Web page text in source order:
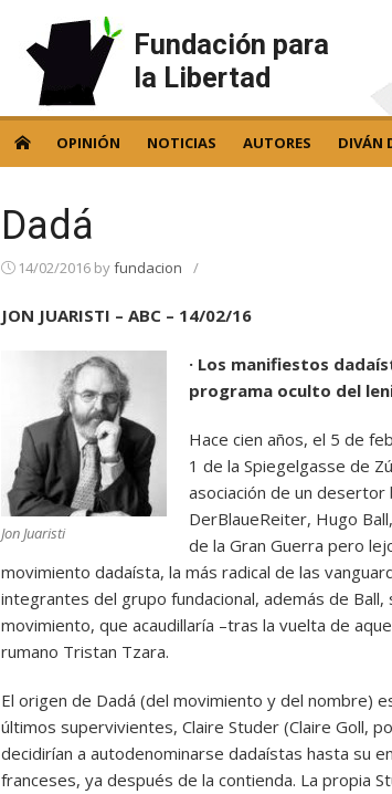
Fundación para
la Libertad
OPINIÓN NOTICIAS AUTORES DIVÁN
Dadá
14/02/2016 byfundacion /
JON JUARISTI – ABC – 14/02/16
Jon Juaristi
· Los manifiestos
programa oculto del
Hace cien años, el 5 de
1 de la Spiegelgasse de
asociación de un
DerBlaueReiter, Hugo
de la Gran Guerra pero
movimiento dadaísta, la más radical de las
integrantes del grupo fundacional, además de
movimiento, que acaudillaría –tras la vuelta de
rumano Tristan Tzara.
El origen de Dadá (del movimiento y del nombre)
últimos supervivientes, Claire Studer (Claire Goll,
decidirían a autodenominarse dadaístas hasta su
franceses, ya después de la contienda. La propia